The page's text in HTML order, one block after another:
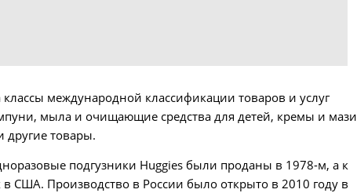
международной классификации товаров и услуг
мыла и очищающие средства для детей, кремы и мази
другие товары.
подгузники Huggies были проданы в 1978-м, а к
США. Производство в России было открыто в 2010 году в